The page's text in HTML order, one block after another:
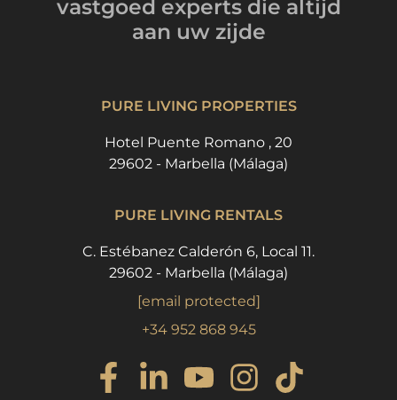
vastgoed experts die altijd
aan uw zijde
PURE LIVING PROPERTIES
Hotel Puente Romano , 20
29602 - Marbella (Málaga)
PURE LIVING RENTALS
C. Estébanez Calderón 6, Local 11.
29602 - Marbella (Málaga)
[email protected]
+34 952 868 945